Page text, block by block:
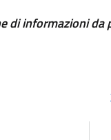
di informazioni da